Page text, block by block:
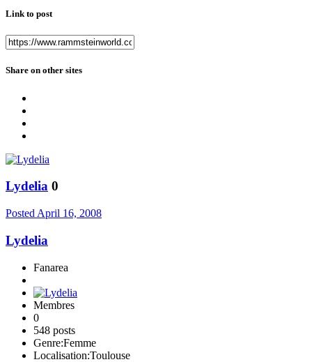
Link to post
Share on other sites
Lydelia 0
Posted April 16, 2008
Lydelia
Fanarea
Membres
0
548 posts
Genre:Femme
Localisation:Toulouse